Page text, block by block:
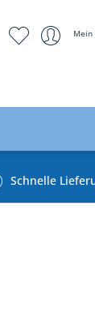
Mein
Schnelle